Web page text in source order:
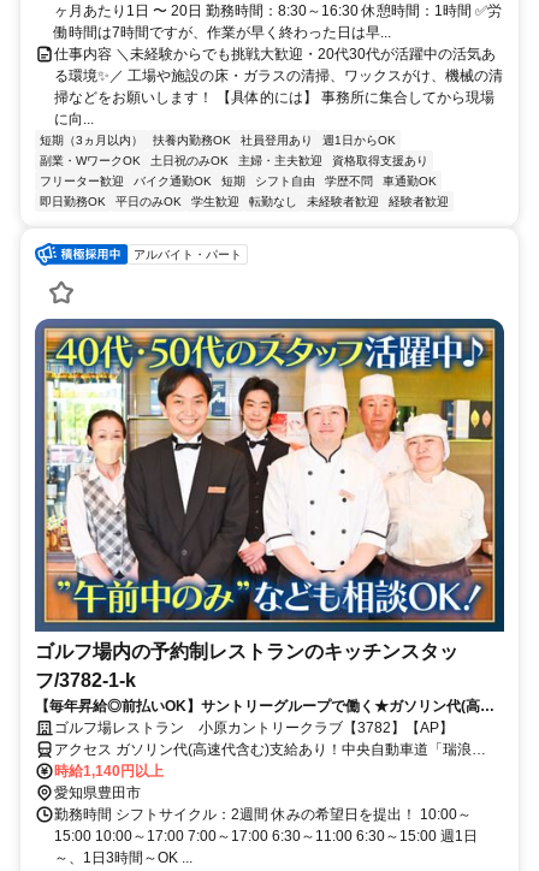
ヶ月あたり1日 〜 20日 勤務時間：8:30～16:30 休憩時間：1時間 ✅労
働時間は7時間ですが、作業が早く終わった日は早...
仕事内容 ＼未経験からでも挑戦大歓迎・20代30代が活躍中の活気あ
る環境✨／ 工場や施設の床・ガラスの清掃、ワックスがけ、機械の清
掃などをお願いします！ 【具体的には】 事務所に集合してから現場
に向...
短期（3ヵ月以内） 扶養内勤務OK 社員登用あり
週1日からOK
副業・WワークOK
土日祝のみOK 主婦・主夫歓迎
資格取得支援あり
フリーター歓迎
バイク通勤OK 短期 シフト自由 学歴不問
車通勤OK
即日勤務OK
平日のみOK 学生歓迎 転勤なし 未経験者歓迎 経験者歓迎
アルバイト・パート
ゴルフ場内の予約制レストランのキッチンスタッ
フ/3782-1-k
【毎年昇給◎前払いOK】サントリーグループで働く★ガソリン代(高速
代含む)支給あり！シフト融通◎簡単調理メインで続けやすい！未経験か
らでも始めやすい♪
ゴルフ場レストラン 小原カントリークラブ【3782】【AP】
アクセス ガソリン代(高速代含む)支給あり！中央自動車道「瑞浪
IC」・「土岐IC」 ～25分、猿投グリーンロード「加納IC」～25分
時給1,140円以上
愛知県豊田市
勤務時間 シフトサイクル：2週間 休みの希望日を提出！ 10:00～
15:00 10:00～17:00 7:00～17:00 6:30～11:00 6:30～15:00 週1日
～、1日3時間～OK ...